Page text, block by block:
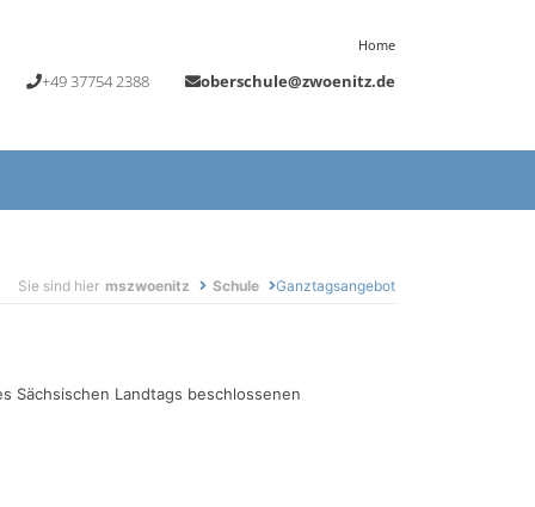
Home
+49 37754 2388 oberschule@zwoenitz.de
Sie sind hier mszwoenitz Schule Ganztagsangebot
Sächsischen Landtags beschlossenen